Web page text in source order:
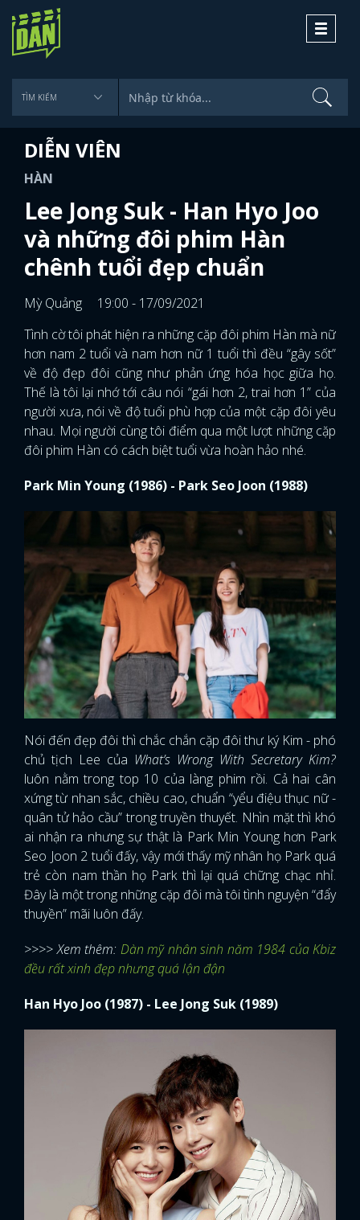
Toggle
DIỄN VIÊN
HÀN
Lee Jong Suk - Han Hyo Joo
và những đôi phim Hàn
chênh tuổi đẹp chuẩn
Mỳ Quảng
19:00 - 17/09/2021
Tình cờ tôi phát hiện ra những cặp đôi phim Hàn mà nữ
hơn nam 2 tuổi và nam hơn nữ 1 tuổi thì đều “gây sốt”
về độ đẹp đôi cũng như phản ứng hóa học giữa họ.
Thế là tôi lại nhớ tới câu nói “gái hơn 2, trai hơn 1” của
người xưa, nói về độ tuổi phù hợp của một cặp đôi yêu
nhau. Mọi người cùng tôi điểm qua một lượt những cặp
đôi phim Hàn có cách biệt tuổi vừa hoàn hảo nhé.
Park Min Young (1986) - Park Seo Joon (1988)
Nói đến đẹp đôi thì chắc chắn cặp đôi thư ký Kim - phó
chủ tịch Lee của What’s Wrong With Secretary Kim?
luôn nằm trong top 10 của làng phim rồi. Cả hai cân
xứng từ nhan sắc, chiều cao, chuẩn “yểu điệu thục nữ -
quân tử hảo cầu” trong truyền thuyết. Nhìn mặt thì khó
ai nhận ra nhưng sự thật là Park Min Young hơn Park
Seo Joon 2 tuổi đấy, vậy mới thấy mỹ nhân họ Park quá
trẻ còn nam thần họ Park thì lại quá chững chạc nhỉ.
Đây là một trong những cặp đôi mà tôi tình nguyện “đẩy
thuyền” mãi luôn đấy.
>>>> Xem thêm: Dàn mỹ nhân sinh năm 1984 của Kbiz
đều rất xinh đẹp nhưng quá lận đận
Han Hyo Joo (1987) - Lee Jong Suk (1989)